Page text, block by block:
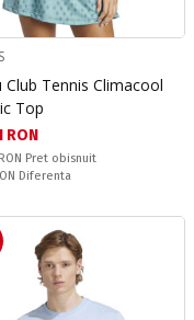
Club Tennis Climacool
Top
цена:
RON
Pret obisnuit
Diferenta